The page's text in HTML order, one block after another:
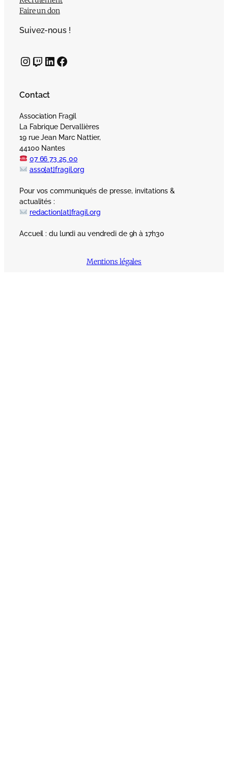
Faire un don
Suivez-nous !
InstagramTwitch LinkedIn Facebook
Contact
Association Fragil
La Fabrique Dervallières
19 rue Jean Marc Nattier,
44100 Nantes
07 66 73 25 00
asso[at]fragil.org
Pour vos communiqués de presse, invitations &
actualités :
redaction[at]fragil.org
Accueil : du lundi au vendredi de 9h à 17h30
Mentions légales